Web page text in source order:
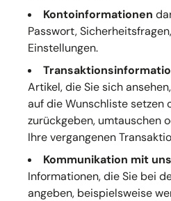
Kontoinformationen
Passwort,
Einstellungen.
Artikel, die Sie sich
auf die Wunschliste setzen
zurückgeben, umtauschen
Ihre vergangenen
Kommunikation mit uns
Informationen, die Sie bei
angeben, beispielsweise